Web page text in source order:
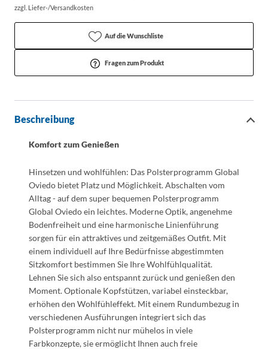
zzgl. Liefer-/Versandkosten
Auf die Wunschliste
Fragen zum Produkt
Beschreibung
Komfort zum Genießen
Hinsetzen und wohlfühlen: Das Polsterprogramm Global
Oviedo bietet Platz und Möglichkeit. Abschalten vom
Alltag - auf dem super bequemen Polsterprogramm
Global Oviedo ein leichtes. Moderne Optik, angenehme
Bodenfreiheit und eine harmonische Linienführung
sorgen für ein attraktives und zeitgemäßes Outfit. Mit
einem individuell auf Ihre Bedürfnisse abgestimmten
Sitzkomfort bestimmen Sie Ihre Wohlfühlqualität.
Lehnen Sie sich also entspannt zurück und genießen den
Moment. Optionale Kopfstützen, variabel einsteckbar,
erhöhen den Wohlfühleffekt. Mit einem Rundumbezug in
verschiedenen Ausführungen integriert sich das
Polsterprogramm nicht nur mühelos in viele
Farbkonzepte, sie ermöglicht Ihnen auch freie